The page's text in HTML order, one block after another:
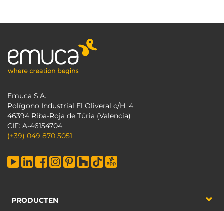
Emuca S.A.
Polígono Industrial El Oliveral c/H, 4
46394 Riba-Roja de Túria (Valencia)
CIF: A-46154704
(+39) 049 870 5051
PRODUCTEN